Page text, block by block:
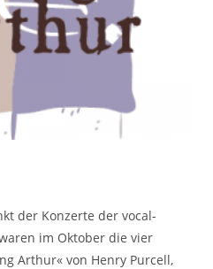
der Konzerte der vocal-
im Oktober die vier
Arthur« von Henry Purcell,